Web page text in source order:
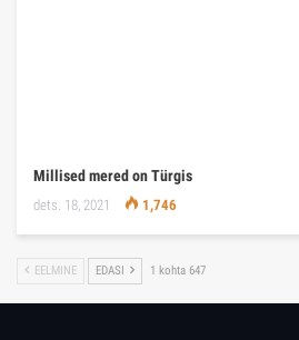
Millised mered on Türgis
dets. 18, 2021 1,746
EELMINE EDASI 1 kohta 647